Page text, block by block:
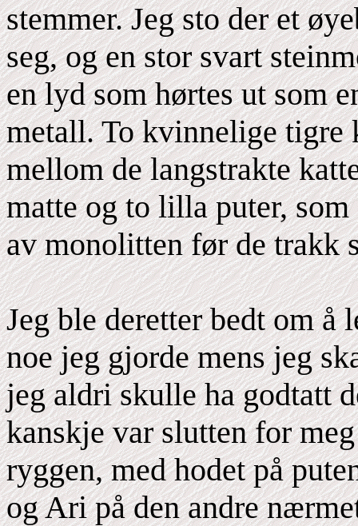
stemmer. Jeg sto der et
seg, og en stor svart
en lyd som hørtes ut som
metall. To kvinnelige tigre
mellom de langstrakte
matte og to lilla puter,
av monolitten før de trakk
Jeg ble deretter bedt om å
noe jeg gjorde mens jeg
jeg aldri skulle ha godtatt
kanskje var slutten for
ryggen, med hodet på
og Ari på den andre